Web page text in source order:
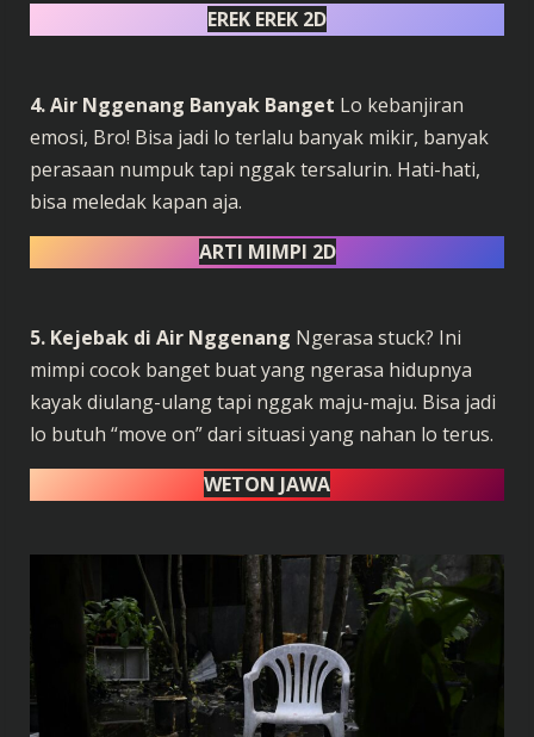
EREK EREK 2D
4. Air Nggenang Banyak Banget Lo kebanjiran
emosi, Bro! Bisa jadi lo terlalu banyak mikir, banyak
perasaan numpuk tapi nggak tersalurin. Hati-hati,
bisa meledak kapan aja.
ARTI MIMPI 2D
5. Kejebak di Air Nggenang Ngerasa stuck? Ini
mimpi cocok banget buat yang ngerasa hidupnya
kayak diulang-ulang tapi nggak maju-maju. Bisa jadi
lo butuh “move on” dari situasi yang nahan lo terus.
WETON JAWA